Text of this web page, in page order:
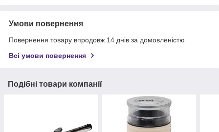
Умови повернення
Повернення товару впродовж 14 днів за домовленістю
Всі умови повернення
Подібні товари компанії